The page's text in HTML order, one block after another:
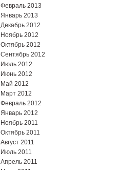
Февраль 2013
Январь 2013
Декабрь 2012
Ноябрь 2012
Октябрь 2012
Сентябрь 2012
Июль 2012
Июнь 2012
Май 2012
Март 2012
Февраль 2012
Январь 2012
Ноябрь 2011
Октябрь 2011
Август 2011
Июль 2011
Апрель 2011